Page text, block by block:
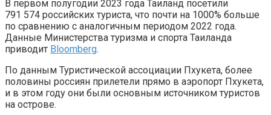
В первом полугодии 2023 года Таиланд посетили
791 574 российских туриста, что почти на 1000% больше
по сравнению с аналогичным периодом 2022 года.
Данные Министерства туризма и спорта Таиланда
приводит Bloomberg.
По данным Туристической ассоциации Пхукета, более
половины россиян прилетели прямо в аэропорт Пхукета,
и в этом году они были основным источником туристов
на острове.